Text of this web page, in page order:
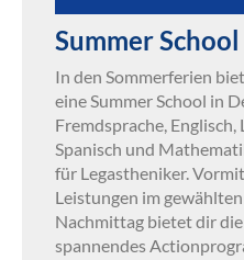
Summer School
In den Sommerferien
eine Summer School in
Fremdsprache, Englisch,
Spanisch und
für Legastheniker.
Leistungen im
Nachmittag bietet dir die
spannendes